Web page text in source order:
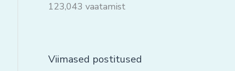
123,043 vaatamist
Viimased postitused